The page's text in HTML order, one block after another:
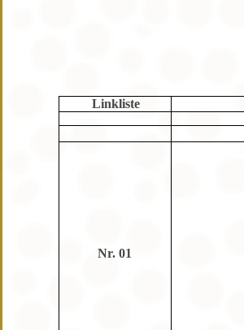
Linkliste
Nr. 01